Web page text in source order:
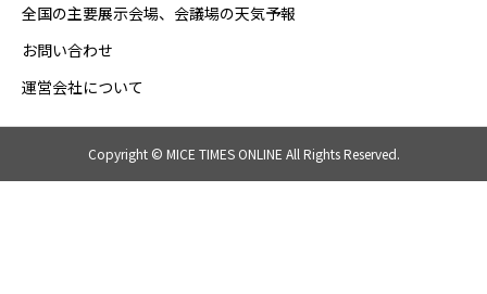
全国の主要展示会場、会議場の天気予報
お問い合わせ
運営会社について
Copyright © MICE TIMES ONLINE All Rights Reserved.